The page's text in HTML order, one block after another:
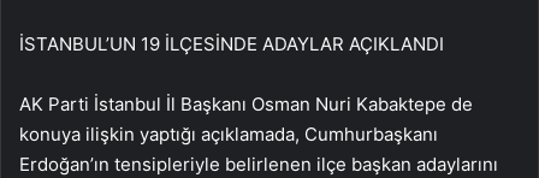
İSTANBUL’UN 19 İLÇESİNDE ADAYLAR AÇIKLANDI
AK Parti İstanbul İl Başkanı Osman Nuri Kabaktepe de
konuya ilişkin yaptığı açıklamada, Cumhurbaşkanı
Erdoğan’ın tensipleriyle belirlenen ilçe başkan adaylarını